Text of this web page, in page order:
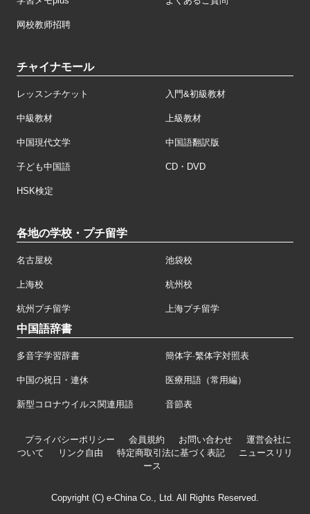
网校教师招聘
チャイナモール
レッスンチケット 入門&初級教材
中級教材 上級教材
中国現代文学 中国語翻訳版
子ども中国語 CD・DVD
HSK検定
各地の学校・プチ留学
名古屋校 池袋校
上海校 杭州校
杭州プチ留学 上海プチ留学
中国語辞書
多音字学習辞書 簡体字·繁体字対照表
中国の祝日・連休 医療用語（常用編）
新型コロナウイルス関連用語 音節表
プライバシーポリシー 会員規約 お問い合わせ
運営会社に
ついて
リンク自由 特定商取引法に基づく表記
ニュースリリ
ース
Copyright (C) e-China Co., Ltd. All Rights Reserved.